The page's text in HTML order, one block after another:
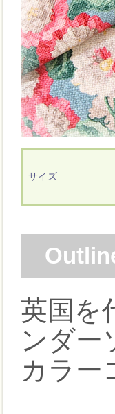
サイズ
英国を
ンダー
カラー